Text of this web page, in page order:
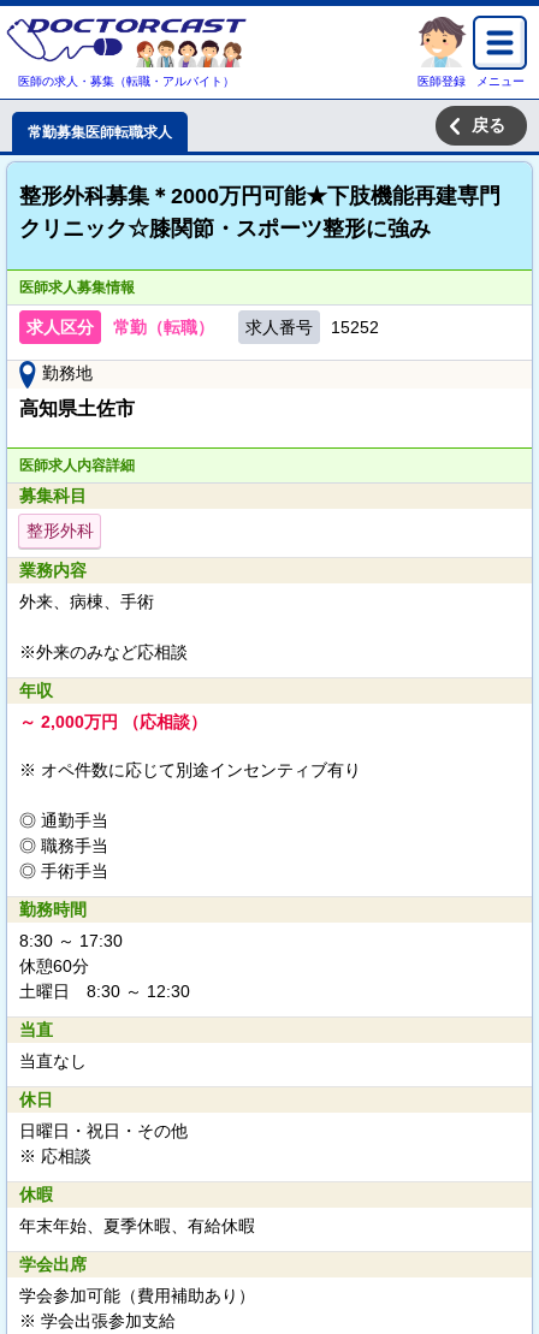
医師の求人・募集（転職・アルバイト） 医師登録 メニュー
常勤募集医師転職求人 戻る
整形外科募集＊2000万円可能★下肢機能再建専門
クリニック☆膝関節・スポーツ整形に強み
医師求人募集情報
求人区分 常勤（転職） 求人番号 15252
勤務地
高知県土佐市
医師求人内容詳細
募集科目
整形外科
業務内容
外来、病棟、手術
※外来のみなど応相談
年収
～ 2,000万円 （応相談）
※ オペ件数に応じて別途インセンティブ有り
◎ 通勤手当
◎ 職務手当
◎ 手術手当
勤務時間
8:30 ～ 17:30
休憩60分
土曜日 8:30 ～ 12:30
当直
当直なし
休日
日曜日・祝日・その他
※ 応相談
休暇
年末年始、夏季休暇、有給休暇
学会出席
学会参加可能（費用補助あり）
※ 学会出張参加支給